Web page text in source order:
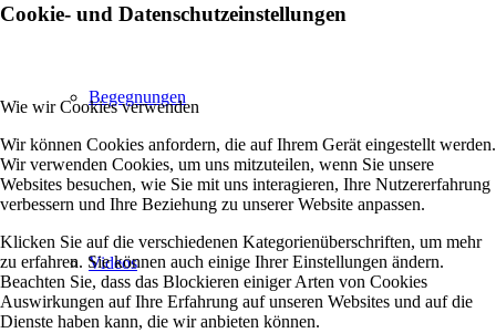
Begegnungen
Videos
Cookie- und Datenschutzeinstellungen
Wie wir Cookies verwenden
Wir können Cookies anfordern, die auf Ihrem Gerät eingestellt werden.
Wir verwenden Cookies, um uns mitzuteilen, wenn Sie unsere
Websites besuchen, wie Sie mit uns interagieren, Ihre Nutzererfahrung
verbessern und Ihre Beziehung zu unserer Website anpassen.
Klicken Sie auf die verschiedenen Kategorienüberschriften, um mehr
zu erfahren. Sie können auch einige Ihrer Einstellungen ändern.
Beachten Sie, dass das Blockieren einiger Arten von Cookies
Auswirkungen auf Ihre Erfahrung auf unseren Websites und auf die
Dienste haben kann, die wir anbieten können.